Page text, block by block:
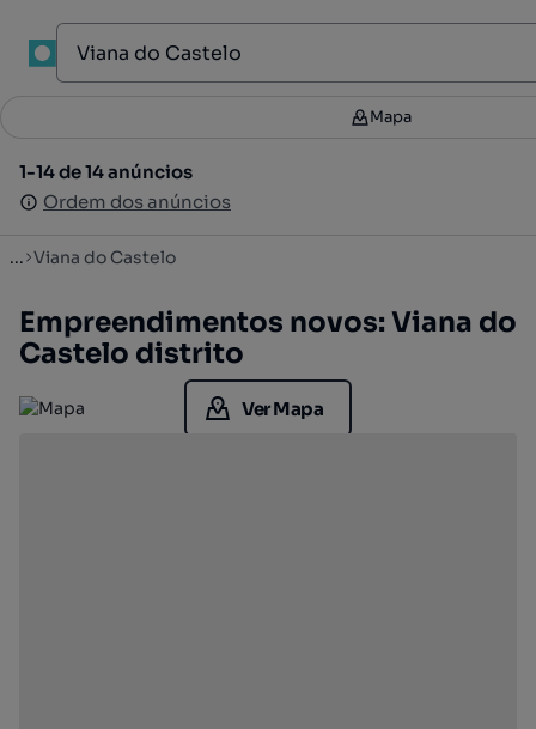
Filtros
1-14 de 14 anúncios
Ordem dos anúncios
Mapa
1-14 de 14 anúncios
Ordem dos anúncios
... Viana do Castelo
Empreendimentos novos: Viana do
Castelo distrito
Ver Mapa